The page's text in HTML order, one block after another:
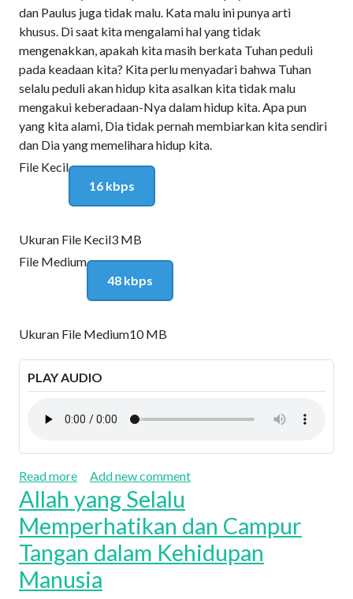
dan Paulus juga tidak malu. Kata malu ini punya arti
khusus. Di saat kita mengalami hal yang tidak
mengenakkan, apakah kita masih berkata Tuhan peduli
pada keadaan kita? Kita perlu menyadari bahwa Tuhan
selalu peduli akan hidup kita asalkan kita tidak malu
mengakui keberadaan-Nya dalam hidup kita. Apa pun
yang kita alami, Dia tidak pernah membiarkan kita sendiri
dan Dia yang memelihara hidup kita.
File Kecil
16 kbps
Ukuran File Kecil3 MB
File Medium
48 kbps
Ukuran File Medium10 MB
PLAY AUDIO
Read moreabout Aku tidak Malu
Add new comment
Allah yang Selalu
Memperhatikan dan Campur
Tangan dalam Kehidupan
Manusia